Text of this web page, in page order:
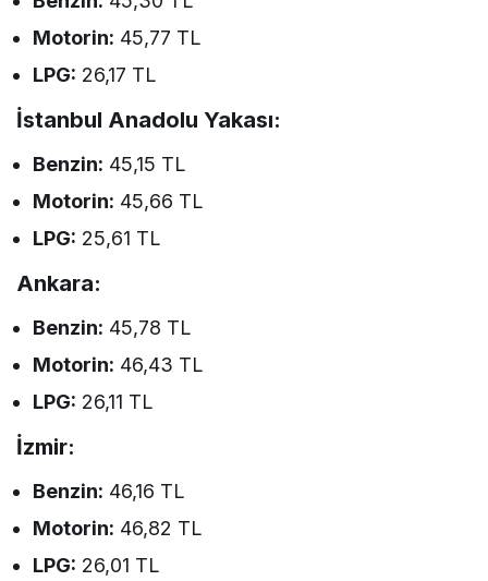
Motorin: 45,77 TL
LPG: 26,17 TL
İstanbul Anadolu Yakası:
Benzin: 45,15 TL
Motorin: 45,66 TL
LPG: 25,61 TL
Ankara:
Benzin: 45,78 TL
Motorin: 46,43 TL
LPG: 26,11 TL
İzmir:
Benzin: 46,16 TL
Motorin: 46,82 TL
LPG: 26,01 TL